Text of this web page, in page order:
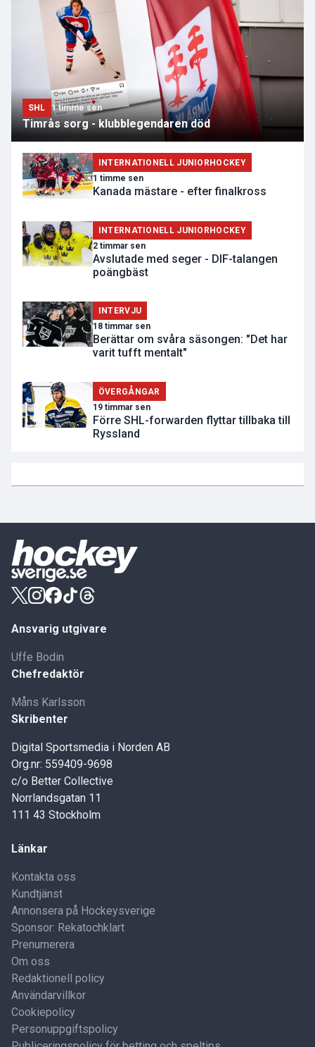
SHL 1 timme sen
Timrås sorg - klubblegendaren död
INTERNATIONELL JUNIORHOCKEY
1 timme sen
Kanada mästare - efter finalkross
INTERNATIONELL JUNIORHOCKEY
2 timmar sen
Avslutade med seger - DIF-talangen
poängbäst
INTERVJU
18 timmar sen
Berättar om svåra säsongen: "Det har
varit tufft mentalt"
ÖVERGÅNGAR
19 timmar sen
Förre SHL-forwarden flyttar tillbaka till
Ryssland
Ansvarig utgivare
Uffe Bodin
Chefredaktör
Måns Karlsson
Skribenter
Digital Sportsmedia i Norden AB
Org.nr: 559409-9698
c/o Better Collective
Norrlandsgatan 11
111 43 Stockholm
Länkar
Kontakta oss
Kundtjänst
Annonsera på Hockeysverige
Sponsor: Rekatochklart
Prenumerera
Om oss
Redaktionell policy
Användarvillkor
Cookiepolicy
Personuppgiftspolicy